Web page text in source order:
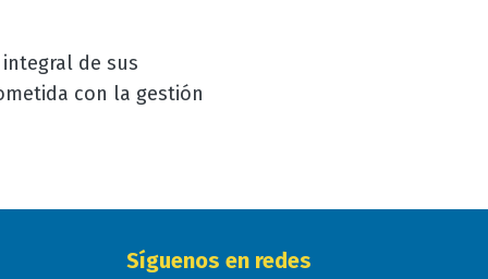
de sus
con la gestión
Síguenos en redes